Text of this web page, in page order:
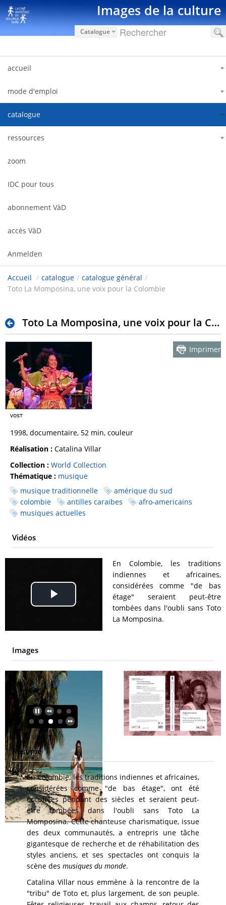
Zum Inhalt wechseln Images de la culture
Catalogue
accueil
mode d'emploi
catalogue
ressources
zoom
IDC pour tous
abonnement VàD
accès VàD
Anmelden
Accueil / catalogue / catalogue général /
Toto La Momposina, une voix pour la Colombie
Toto La Momposina, une voix pour la Colombie
Imprimer
1998, documentaire, 52 min, couleur
Réalisation : Catalina Villar
Collection : World Collection
Thématique : musique
musique traditionnelle
amérique du sud
colombie
antilles caraibes
afro-americains
musiques actuelles
Vidéos
Play
Video
En Colombie, les traditions
indiennes et africaines,
considérées comme "de bas
étage" seraient peut-être
tombées dans l'oubli sans Toto
La Momposina.
Images
Résumé
En Colombie, les traditions indiennes et africaines,
considérées comme "de bas étage", ont été
occultées pendant des siècles et seraient peut-
être tombées dans l'oubli sans Toto La
Momposina. Cette chanteuse charismatique, issue
des deux communautés, a entrepris une tâche
gigantesque de recherche et de réhabilitation des
styles anciens, et ses spectacles ont conquis la
scène des musiques du monde.
Catalina Villar nous emmène à la rencontre de la
"tribu" de Toto et, plus largement, de son peuple.